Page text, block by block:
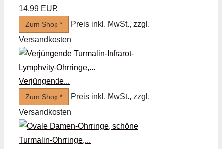
14,99 EUR
Zum Shop *
Preis inkl. MwSt., zzgl.
Versandkosten
Verjüngende...
Zum Shop *
Preis inkl. MwSt., zzgl.
Versandkosten